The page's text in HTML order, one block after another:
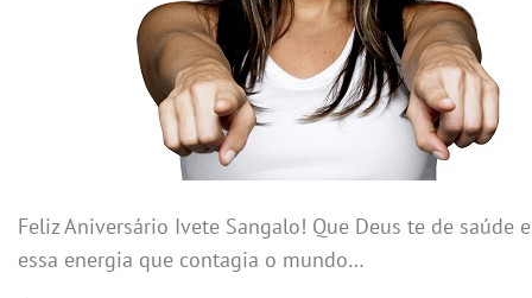
Feliz Aniversário Ivete Sangalo! Que Deus te de saúde
essa energia que contagia o mundo…